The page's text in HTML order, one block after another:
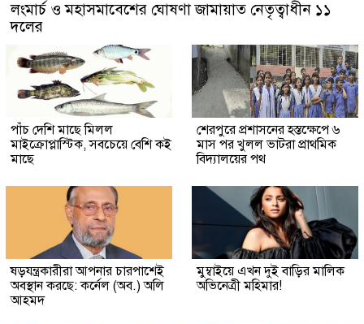
লংমার্চ ও মহাসমাবেশের ঘোষণা জামায়াত নেতৃত্বাধীন ১১
দলের
পাঁচ দেশি মাছে মিলল
মাইক্রোপ্লাস্টিক, সবচেয়ে বেশি কই
মাছে
শেরপুরে প্রশাসনের হস্তক্ষেপে ৬
মাস পর খুলল ভাটরা প্রাথমিক
বিদ্যালয়ের পথ
ষড়যন্ত্রকারীরা আপনার চারপাশেই
অবস্থান করছে: কর্নেল (অব.) অলি
আহমদ
মুম্বাইয়ে এখন দুই বাড়ির মালিক
অভিনেত্রী মহিমার!